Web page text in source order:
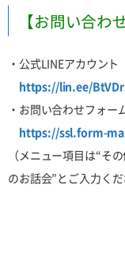
【お問い合わ
・公式LINEアカウント
https://lin.ee/
・お問い合わせフォー
https://ssl.form-
（メニュー項目は“そ
のお話会”とご入力くだ